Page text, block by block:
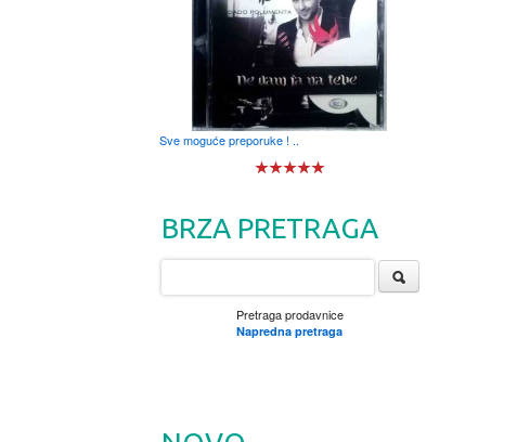
Sve moguće preporuke ! ..
BRZA PRETRAGA
Pretraga prodavnice
Napredna pretraga